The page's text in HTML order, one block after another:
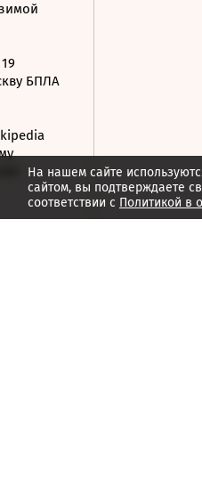
БПЛА
На нашем сайте
сайтом, вы подтверждаете
соответствии с Политикой в